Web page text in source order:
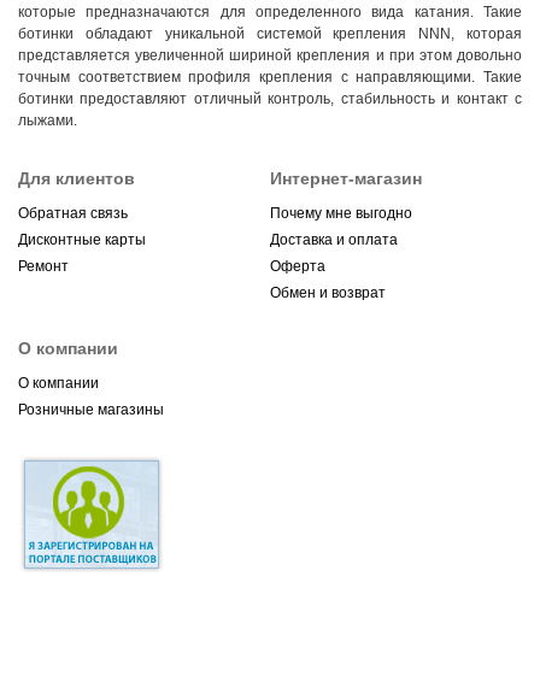
которые предназначаются для определенного вида катания. Такие
ботинки обладают уникальной системой крепления NNN, которая
представляется увеличенной шириной крепления и при этом довольно
точным соответствием профиля крепления с направляющими. Такие
ботинки предоставляют отличный контроль, стабильность и контакт с
лыжами.
Для клиентов
Обратная связь
Дисконтные карты
Ремонт
Интернет-магазин
Почему мне выгодно
Доставка и оплата
Оферта
Обмен и возврат
О компании
О компании
Розничные магазины